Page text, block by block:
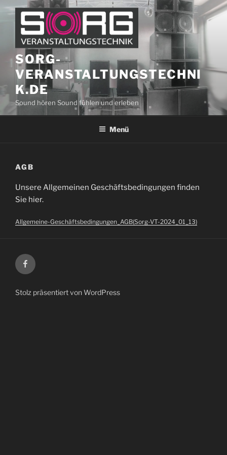
Zum
Inhalt
springen
SORG-
VERANSTALTUNGSTECHNI
K.DE
Sound hören Sound fühlen und erleben
Menü
AGB
Unsere Allgemeinen Geschäftsbedingungen finden
Sie hier.
Allgemeine-Geschäftsbedingungen_AGB(Sorg-VT-2024_01_13)
Facebook
Stolz präsentiert von WordPress